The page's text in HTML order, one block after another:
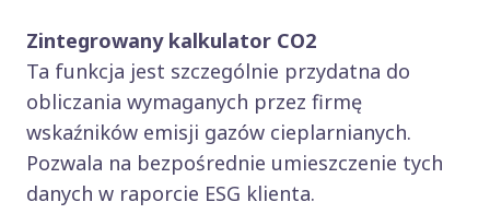
Zintegrowany kalkulator CO2
Ta funkcja jest szczególnie przydatna do
obliczania wymaganych przez firmę
wskaźników emisji gazów cieplarnianych.
Pozwala na bezpośrednie umieszczenie tych
danych w raporcie ESG klienta.